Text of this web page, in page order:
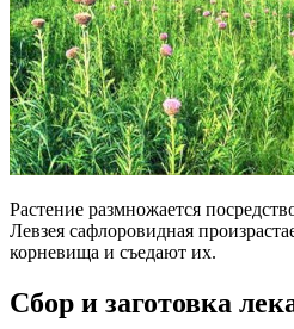
Растение размножается
Левзея сафлоровидная
корневища и съедают их.
Сбор и заготовка